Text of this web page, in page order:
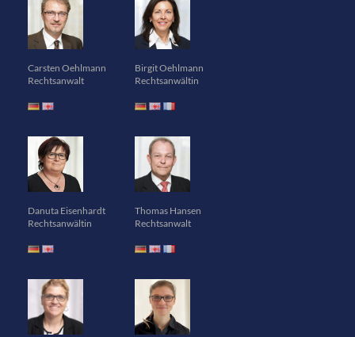
Carsten Oehlmann
Rechtsanwalt
Birgit Oehlmann
Rechtsanwältin
Danuta Eisenhardt
Rechtsanwältin
Thomas Hansen
Rechtsanwalt